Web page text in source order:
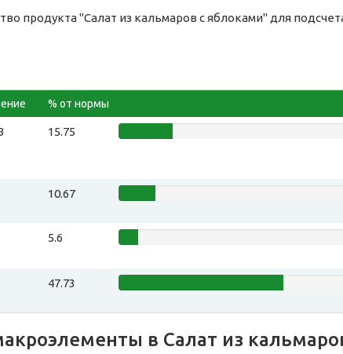
продукта "Салат из кальмаров с яблоками" для
% от нормы
15.75
10.67
5.6
47.73
в Салат из